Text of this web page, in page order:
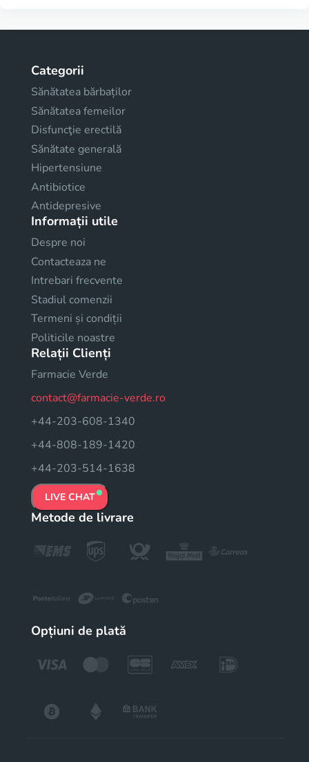
Categorii
Sănătatea bărbaților
Sănătatea femeilor
Disfuncţie erectilă
Sănătate generală
Hipertensiune
Antibiotice
Antidepresive
Informații utile
Despre noi
Contacteaza ne
Intrebari frecvente
Stadiul comenzii
Termeni și condiții
Politicile noastre
Relații Clienți
Farmacie Verde
contact@farmacie-verde.ro
+44-203-608-1340
+44-808-189-1420
+44-203-514-1638
LIVE CHAT
Metode de livrare
Opțiuni de plată